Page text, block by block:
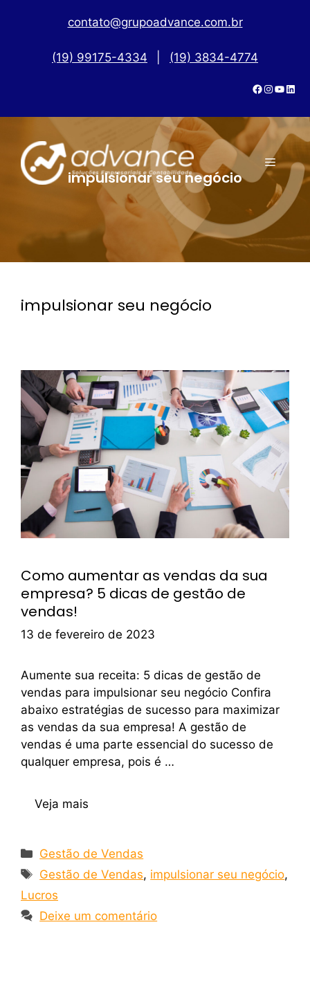
contato@grupoadvance.com.br
(19) 99175-4334 (19) 3834-4774
impulsionar seu negócio
impulsionar seu negócio
Como aumentar as vendas da sua
empresa? 5 dicas de gestão de
vendas!
13 de fevereiro de 2023
Aumente sua receita: 5 dicas de gestão de
vendas para impulsionar seu negócio Confira
abaixo estratégias de sucesso para maximizar
as vendas da sua empresa! A gestão de
vendas é uma parte essencial do sucesso de
qualquer empresa, pois é …
Veja mais
Gestão de Vendas
Gestão de Vendas, impulsionar seu negócio,
Lucros
Deixe um comentário